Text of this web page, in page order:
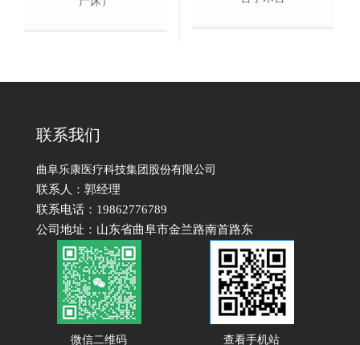
联系我们
曲阜乐康医疗科技集团股份有限公司
联系人：郭经理
联系电话：19862776789
公司地址：山东省曲阜市金兰路南首路东
微信二维码 查看手机站